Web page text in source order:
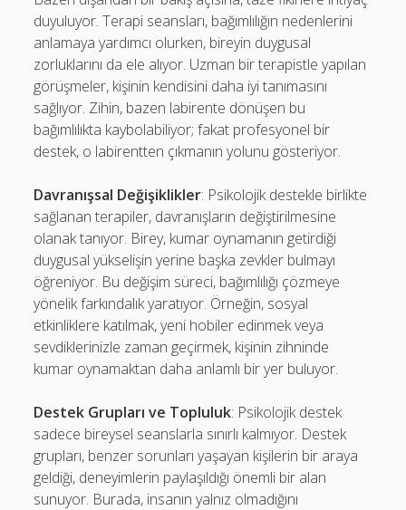
duyuluyor. Terapi seansları, bağımlılığın nedenlerini
anlamaya yardımcı olurken, bireyin duygusal
zorluklarını da ele alıyor. Uzman bir terapistle yapılan
görüşmeler, kişinin kendisini daha iyi tanımasını
sağlıyor. Zihin, bazen labirente dönüşen bu
bağımlılıkta kaybolabiliyor; fakat profesyonel bir
destek, o labirentten çıkmanın yolunu gösteriyor.
Davranışsal Değişiklikler: Psikolojik destekle birlikte
sağlanan terapiler, davranışların değiştirilmesine
olanak tanıyor. Birey, kumar oynamanın getirdiği
duygusal yükselişin yerine başka zevkler bulmayı
öğreniyor. Bu değişim süreci, bağımlılığı çözmeye
yönelik farkındalık yaratıyor. Örneğin, sosyal
etkinliklere katılmak, yeni hobiler edinmek veya
sevdiklerinizle zaman geçirmek, kişinin zihninde
kumar oynamaktan daha anlamlı bir yer buluyor.
Destek Grupları ve Topluluk: Psikolojik destek
sadece bireysel seanslarla sınırlı kalmıyor. Destek
grupları, benzer sorunları yaşayan kişilerin bir araya
geldiği, deneyimlerin paylaşıldığı önemli bir alan
sunuyor. Burada, insanın yalnız olmadığını